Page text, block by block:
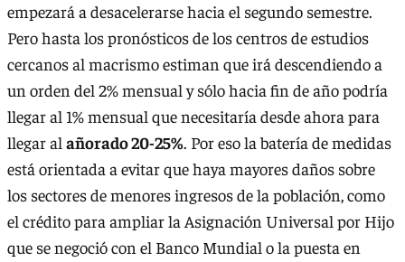
empezará a desacelerarse hacia el segundo semestre.
Pero hasta los pronósticos de los centros de estudios
cercanos al macrismo estiman que irá descendiendo a
un orden del 2% mensual y sólo hacia fin de año podría
llegar al 1% mensual que necesitaría desde ahora para
llegar al añorado 20-25%. Por eso la batería de medidas
está orientada a evitar que haya mayores daños sobre
los sectores de menores ingresos de la población, como
el crédito para ampliar la Asignación Universal por Hijo
que se negoció con el Banco Mundial o la puesta en